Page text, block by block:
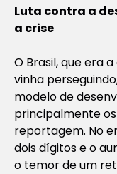
Luta contra a
a crise
O Brasil, que era
vinha
modelo de
principalmente
reportagem. No
dois dígitos e o
o temor de um